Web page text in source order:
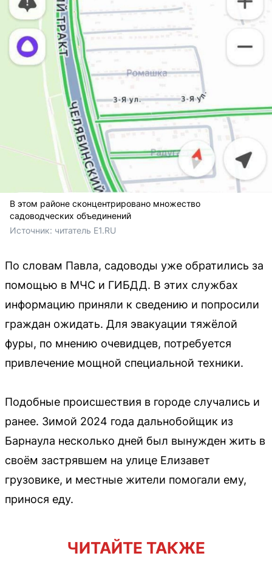
В этом районе сконцентрировано множество
садоводческих объединений
Источник: читатель E1.RU
По словам Павла, садоводы уже обратились за
помощью в МЧС и ГИБДД. В этих службах
информацию приняли к сведению и попросили
граждан ожидать. Для эвакуации тяжёлой
фуры, по мнению очевидцев, потребуется
привлечение мощной специальной техники.
Подобные происшествия в городе случались и
ранее. Зимой 2024 года дальнобойщик из
Барнаула несколько дней был вынужден жить в
своём застрявшем на улице Елизавет
грузовике, и местные жители помогали ему,
принося еду.
ЧИТАЙТЕ ТАКЖЕ